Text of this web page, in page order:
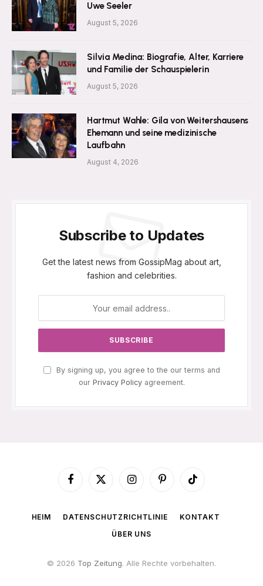
Uwe Seeler
August 5, 2026
Silvia Medina: Biografie, Alter, Karriere
und Familie der Schauspielerin
August 5, 2026
Hartmut Wahle: Gila von Weitershausens
Ehemann und seine medizinische
Laufbahn
August 4, 2026
Subscribe to Updates
Get the latest news from GossipMag about art,
fashion and celebrities.
By signing up, you agree to the our terms and
our Privacy Policyagreement.
Facebook
X
InstagramPinterestTikTok
HEIM DATENSCHUTZRICHTLINIE
KONTAKT
ÜBER UNS
© 2026 Top Zeitung. Alle Rechte vorbehalten.